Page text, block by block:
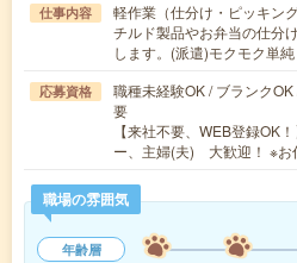
仕事内容
軽作業（仕分け・ピッキン
チルド製品やお弁当の仕分
します。(派遣)モクモク単
応募資格
職種未経験OK / ブランク
要
【来社不要、WEB登録OK
ー、主婦(夫) 大歓迎！ ※
職場の雰囲気
年齢層